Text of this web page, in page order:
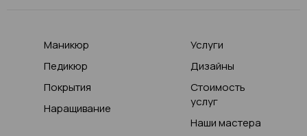
Маникюр
Педикюр
Покрытия
Наращивание
Услуги
Дизайны
Стоимость
услуг
Наши мастера